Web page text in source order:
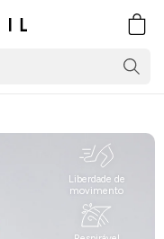
Liberdade de
movimento